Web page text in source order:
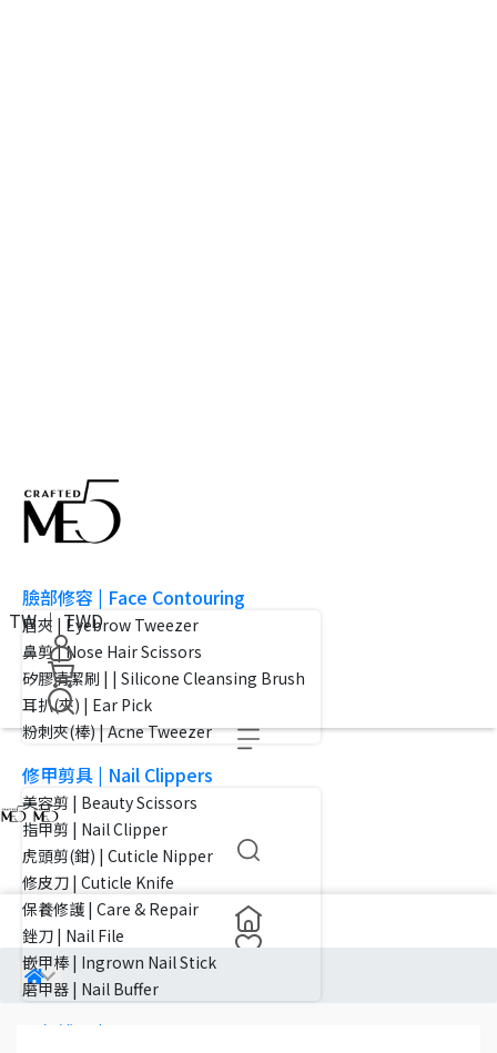
臉部修容 | Face Contouring
眉夾 | Eyebrow Tweezer
鼻剪 | Nose Hair Scissors
矽膠清潔刷 | | Silicone Cleansing Brush
耳扒(夾) | Ear Pick
粉刺夾(棒) | Acne Tweezer
修甲剪具 | Nail Clippers
美容剪 | Beauty Scissors
指甲剪 | Nail Clipper
虎頭剪(鉗) | Cuticle Nipper
修皮刀 | Cuticle Knife
保養修護 | Care & Repair
銼刀 | Nail File
嵌甲棒 | Ingrown Nail Stick
磨甲器 | Nail Buffer
足部護理 | Foot Care
TW ｜ TWD